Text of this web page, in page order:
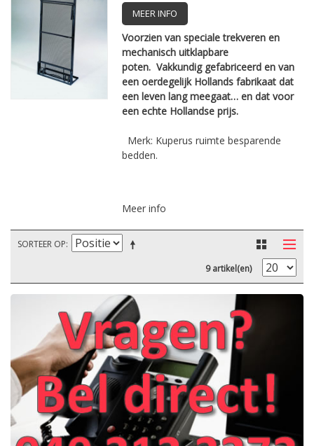
MEER INFO
Voorzien van speciale trekveren en
mechanisch uitklapbare
poten.Vakkundig ­gefabriceerd en van
een ­oerdegelijk ­Hollands fabrikaat dat
een leven lang ­meegaat… en dat voor
een echte ­Hollandse prijs.
Merk: Kuperus ruimte besparende
bedden.
Meer info
SORTEER OP
9 artikel(en)